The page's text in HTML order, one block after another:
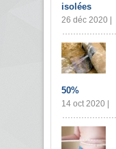
isolées
26 déc 2020 |
50%
14 oct 2020 |